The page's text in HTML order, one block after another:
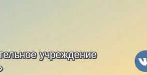
учреждение